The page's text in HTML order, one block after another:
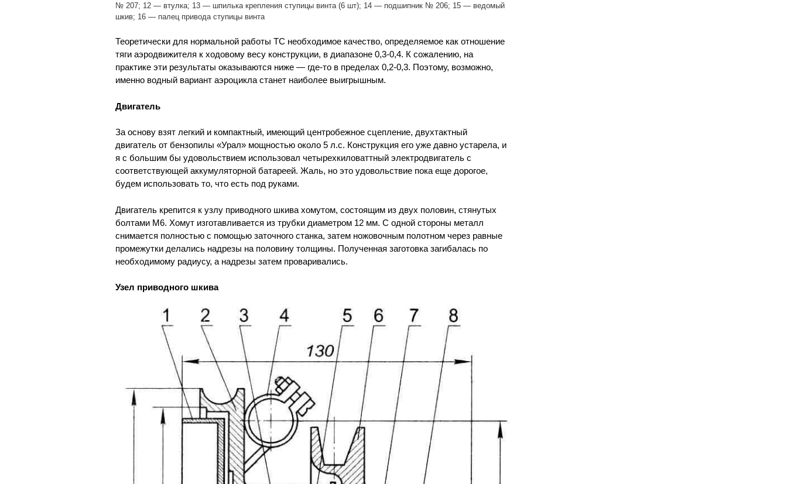
№ 207; 12 — втулка; 13 — шпилька крепления ступицы винта (6 шт); 14 — подшипник № 206; 15 — ведомый
шкив; 16 — палец привода ступицы винта
Теоретически для нормальной работы ТС необходимое качество, определяемое как отношение
тяги аэродвижителя к ходовому весу конструкции, в диапазоне 0,3-0,4. К сожалению, на
практике эти результаты оказываются ниже — где-то в пределах 0,2-0,3. Поэтому, возможно,
именно водный вариант аэроцикла станет наиболее выигрышным.
Двигатель
За основу взят легкий и компактный, имеющий центробежное сцепление, двухтактный
двигатель от бензопилы «Урал» мощностью около 5 л.с. Конструкция его уже давно устарела, и
я с большим бы удовольствием использовал четырехкиловаттный электродвигатель с
соответствующей аккумуляторной батареей. Жаль, но это удовольствие пока еще дорогое,
будем использовать то, что есть под руками.
Двигатель крепится к узлу приводного шкива хомутом, состоящим из двух половин, стянутых
болтами М6. Хомут изготавливается из трубки диаметром 12 мм. С одной стороны металл
снимается полностью с помощью заточного станка, затем ножовочным полотном через равные
промежутки делались надрезы на половину толщины. Полученная заготовка загибалась по
необходимому радиусу, а надрезы затем проваривались.
Узел приводного шкива